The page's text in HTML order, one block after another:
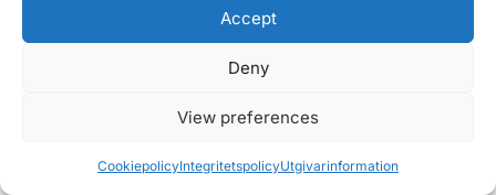
Accept
Deny
View preferences
CookiepolicyIntegritetspolicyUtgivarinformation